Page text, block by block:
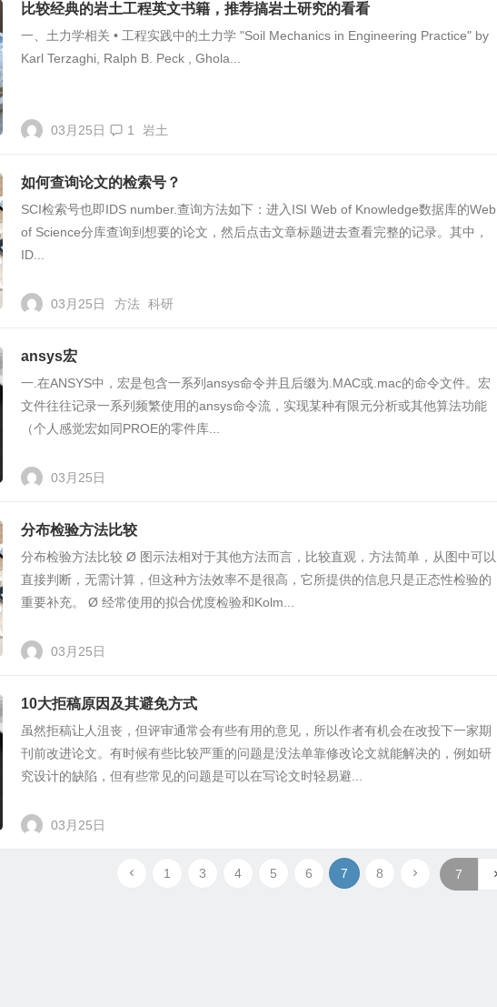
比较经典的岩土工程英文书籍，推荐搞岩土研究的看看
一、土力学相关 • 工程实践中的土力学 "Soil Mechanics in Engineering Practice" by
Karl Terzaghi, Ralph B. Peck , Ghola...
03月25日 1 岩土
如何查询论文的检索号？
SCI检索号也即IDS number.查询方法如下：进入ISI Web of Knowledge数据库的Web
of Science分库查询到想要的论文，然后点击文章标题进去查看完整的记录。其中，
ID...
03月25日 方法 科研
ansys宏
一.在ANSYS中，宏是包含一系列ansys命令并且后缀为.MAC或.mac的命令文件。宏
文件往往记录一系列频繁使用的ansys命令流，实现某种有限元分析或其他算法功能
（个人感觉宏如同PROE的零件库...
03月25日
分布检验方法比较
分布检验方法比较 Ø 图示法相对于其他方法而言，比较直观，方法简单，从图中可以
直接判断，无需计算，但这种方法效率不是很高，它所提供的信息只是正态性检验的
重要补充。 Ø 经常使用的拟合优度检验和Kolm...
03月25日
10大拒稿原因及其避免方式
虽然拒稿让人沮丧，但评审通常会有些有用的意见，所以作者有机会在改投下一家期
刊前改进论文。有时候有些比较严重的问题是没法单靠修改论文就能解决的，例如研
究设计的缺陷，但有些常见的问题是可以在写论文时轻易避...
03月25日
1 3 4 5 6 7 8